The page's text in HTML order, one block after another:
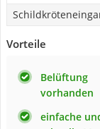
Vorteile
Belüftung
vorhanden
einfache